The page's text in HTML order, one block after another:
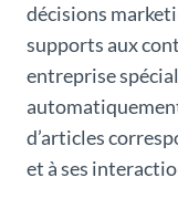
décisions
supports aux
entreprise
d’articles
et à ses